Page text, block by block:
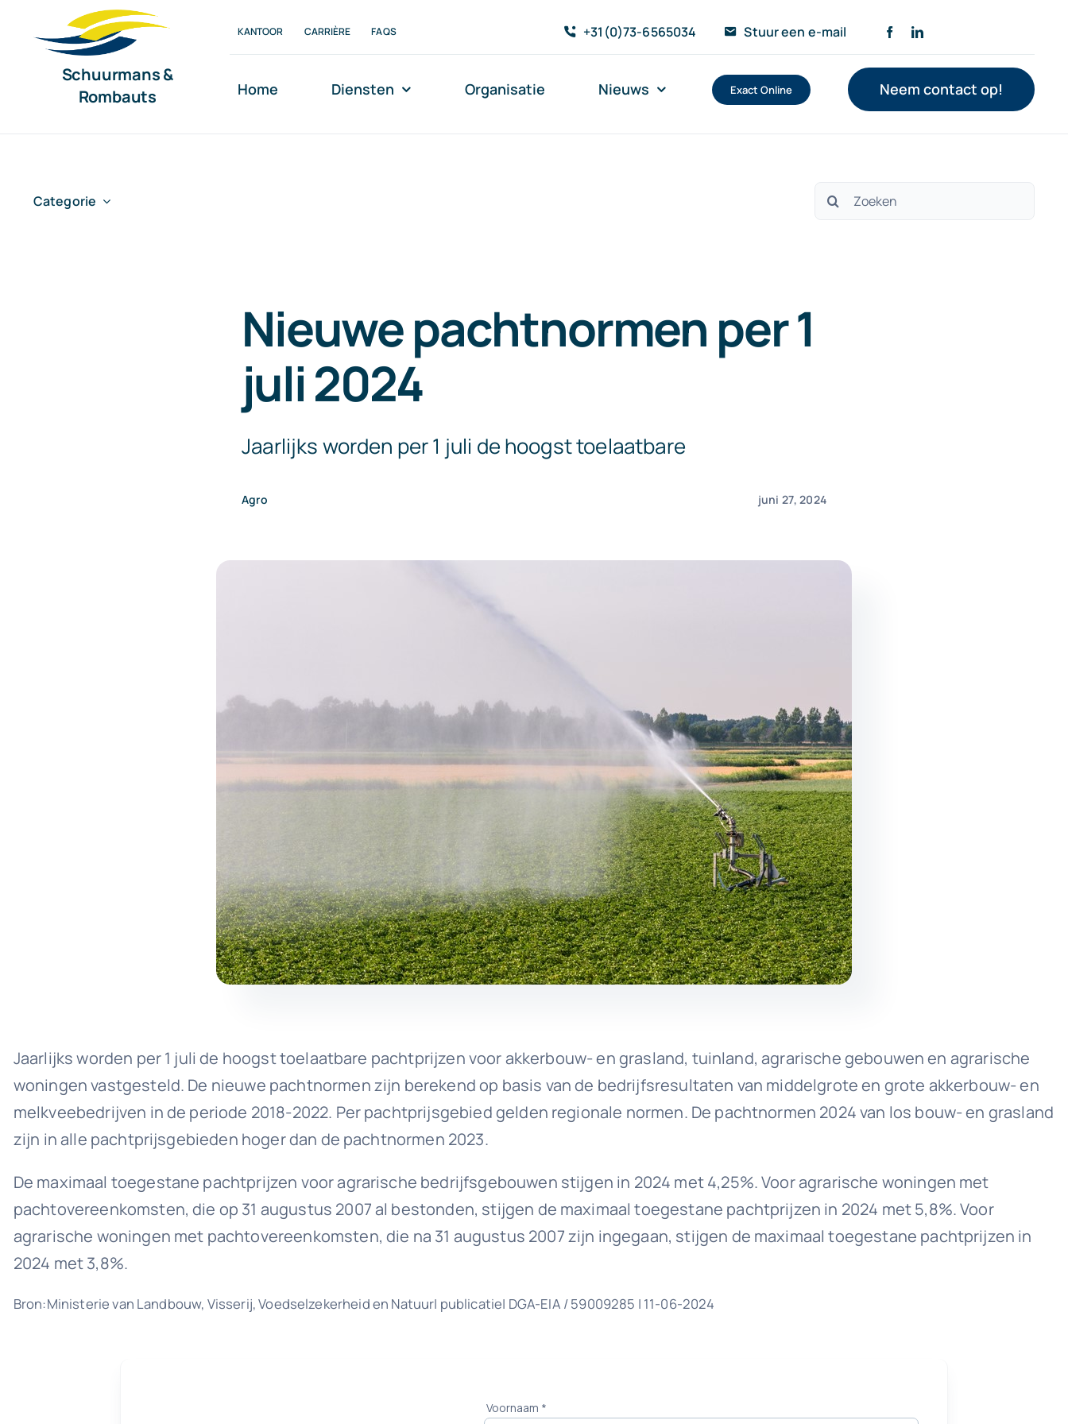
Schuurmans &
Rombauts
KANTOOR CARRIÈRE FAQS +31(0)73-6565034 Stuur een e-mail
Home Diensten Organisatie Nieuws Exact Online Neem contact op!
Categorie
Zoeken
Nieuwe pachtnormen per 1
juli 2024
Jaarlijks worden per 1 juli de hoogst toelaatbare
Agro juni 27, 2024
Jaarlijks worden per 1 juli de hoogst toelaatbare pachtprijzen voor akkerbouw- en grasland, tuinland, agrarische gebouwen en agrarische
woningen vastgesteld. De nieuwe pachtnormen zijn berekend op basis van de bedrijfsresultaten van middelgrote en grote akkerbouw- en
melkveebedrijven in de periode 2018-2022. Per pachtprijsgebied gelden regionale normen. De pachtnormen 2024 van los bouw- en grasland
zijn in alle pachtprijsgebieden hoger dan de pachtnormen 2023.
De maximaal toegestane pachtprijzen voor agrarische bedrijfsgebouwen stijgen in 2024 met 4,25%. Voor agrarische woningen met
pachtovereenkomsten, die op 31 augustus 2007 al bestonden, stijgen de maximaal toegestane pachtprijzen in 2024 met 5,8%. Voor
agrarische woningen met pachtovereenkomsten, die na 31 augustus 2007 zijn ingegaan, stijgen de maximaal toegestane pachtprijzen in
2024 met 3,8%.
Bron:Ministerie van Landbouw, Visserij, Voedselzekerheid en Natuur| publicatie| DGA-EIA / 59009285 | 11-06-2024